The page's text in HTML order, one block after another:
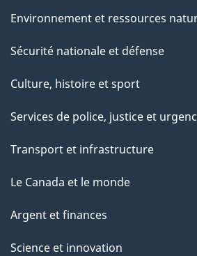
Environnement et ressources
Sécurité nationale et défense
Culture, histoire et sport
Services de police, justice et
Transport et infrastructure
Le Canada et le monde
Argent et finances
Science et innovation